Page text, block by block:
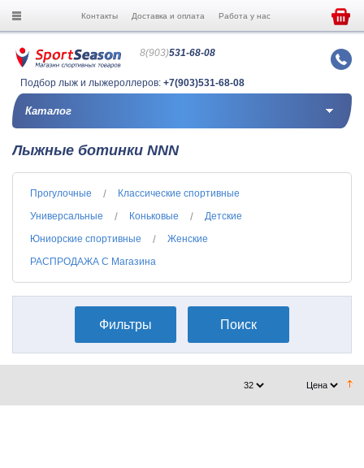
Контакты Доставка и оплата Работа у нас
8(903)531-68-08
Подбор лыж и лыжероллеров: +7(903)531-68-08
Каталог
Лыжные ботинки NNN
Прогулочные
Классические спортивные
Универсальные
Коньковые
Детские
Юниорские спортивные
Женские
РАСПРОДАЖА С Магазина
Фильтры Поиск